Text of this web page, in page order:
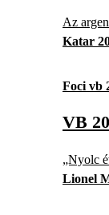
Az
Katar
Foci vb
VB
„Nyolc
Lionel